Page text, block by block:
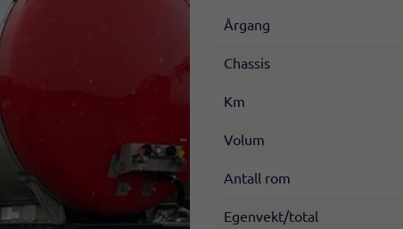
Årgang
Chassis
Km
Volum
Antall rom
Egenvekt/total